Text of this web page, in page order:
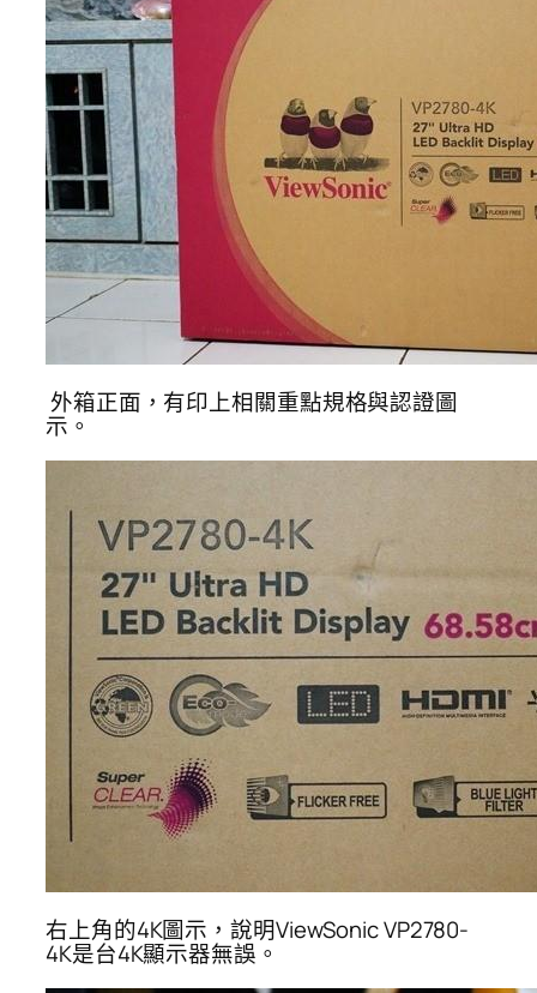
外箱正面，有印上相關重點規格與認證圖
示。
右上角的4K圖示，說明ViewSonic VP2780-
4K是台4K顯示器無誤。